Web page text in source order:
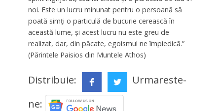
noi. Este un lucru minunat pentru o persoană să
poată simți o particulă de bucurie cerească în
această lume, și acest lucru nu este greu de
realizat, dar, din păcate, egoismul ne împiedică.”
(Părintele Paisios din Muntele Athos)
Distribuie:
Urmareste-
ne: